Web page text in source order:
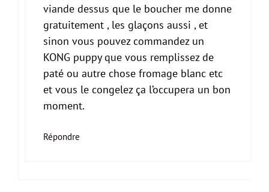
viande dessus que le boucher me donne
gratuitement , les glaçons aussi , et
sinon vous pouvez commandez un
KONG puppy que vous remplissez de
paté ou autre chose fromage blanc etc
et vous le congelez ça l’occupera un bon
moment.
Répondre